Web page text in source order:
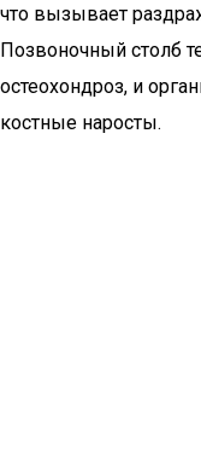
что вызывает
Позвоночный столб
остеохондроз, и
костные наросты.